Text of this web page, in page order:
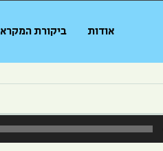
אודות ביקורת המקרא